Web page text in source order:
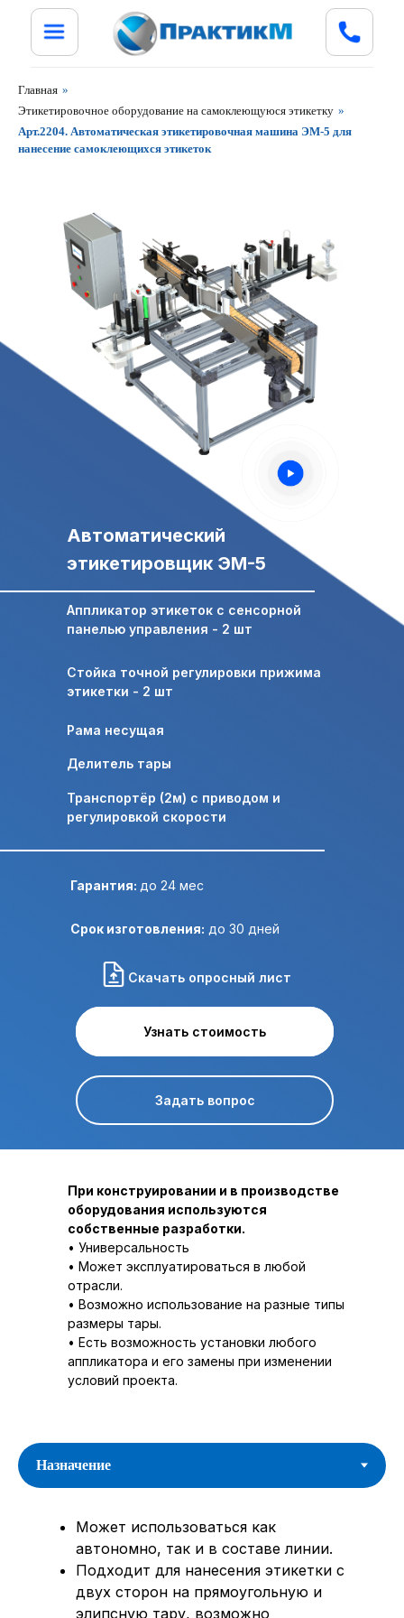
Российский производитель
этикетировочного оборудования
zakaz@praktikm.ru
+7 (495) 677-97-37
WhatsApp
ПОЛУЧИТЬ
Отправить ТЗ на почту:
Свяжитесь с нами,
мы сейчас онлайн:
Свяжитесь с нами,
мы сейчас онлайн:
Главная »
Этикетировочное оборудование на самоклеющуюся этикетку »
Арт.2204. Автоматическая этикетировочная машина ЭМ-5 для
нанесение самоклеющихся этикеток
Скачать опросный лист
Срок изготовления: до 30 дней
Аппликатор этикеток с сенсорной
панелью управления - 2 шт
Стойка точной регулировки прижима
этикетки - 2 шт
Рама несущая
Автоматический
этикетировщик ЭМ-5
Гарантия: до 24 мес
Задать вопрос
Узнать стоимость
Узнать стоимость
Транспортёр (2м) с приводом и
регулировкой скорости
Делитель тары
При конструировании и в производстве
оборудования используются
собственные разработки.
• Универсальность
• Может эксплуатироваться в любой
отрасли.
• Возможно использование на разные типы
размеры тары.
• Есть возможность установки любого
аппликатора и его замены при изменении
условий проекта.
Может использоваться как
автономно, так и в составе линии.
Подходит для нанесения этикетки с
двух сторон на прямоугольную и
элипсную тару, возможно